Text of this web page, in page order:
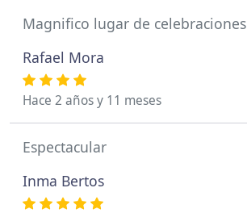
Magnifico lugar de celebraciones
Rafael Mora
Hace 2 años y 11 meses
Espectacular
Inma Bertos